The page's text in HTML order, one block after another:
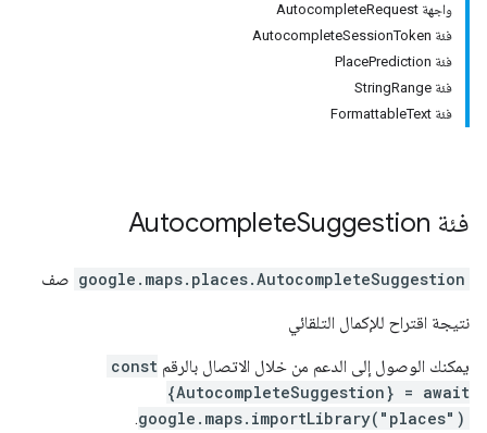
واجهة AutocompleteRequest
فئة AutocompleteSessionToken
فئة PlacePrediction
فئة StringRange
فئة FormattableText
فئة AutocompleteSuggestion
google.maps.places.AutocompleteSuggestion صف
نتيجة اقتراح للإكمال التلقائي
يمكنك الوصول إلى الدعم من خلال الاتصال بالرقم const
{AutocompleteSuggestion} = await
google.maps.importLibrary("places")
.